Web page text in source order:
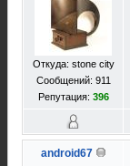
Откуда: stone city
Сообщений: 911
Репутация: 396
android67